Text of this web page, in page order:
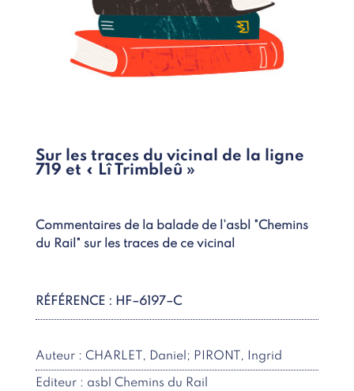
Sur les traces du vicinal de la ligne
719 et « Lî Trimbleû »
Commentaires de la balade de l'asbl "Chemins
du Rail" sur les traces de ce vicinal
RÉFÉRENCE : HF–6197–C
Auteur : CHARLET, Daniel; PIRONT, Ingrid
Editeur : asbl Chemins du Rail